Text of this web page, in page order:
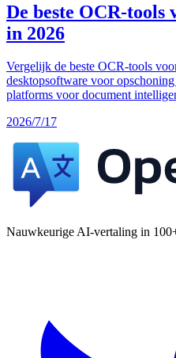
De beste OCR-tools
in 2026
Vergelijk de beste OCR-tools
desktopsoftware voor
platforms voor document
2026/7/17
Nauwkeurige AI-vertaling in